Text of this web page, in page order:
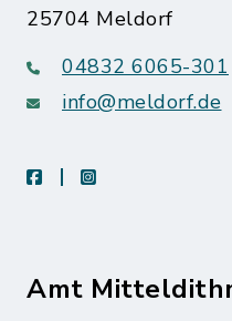
25704 Meldorf
04832 6065-301
info@meldorf.de
facebookinstagram
Amt